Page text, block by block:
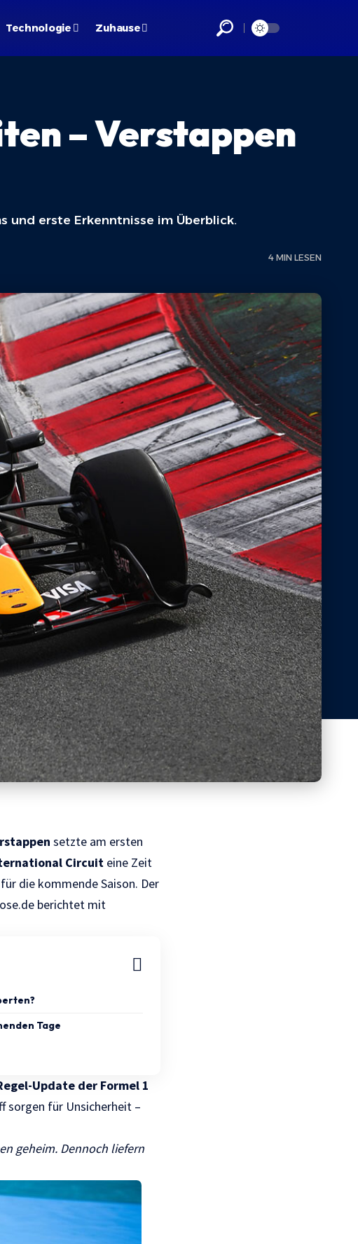
Technologie Zuhause
– Verstappen
und erste Erkenntnisse im Überblick.
4 MIN LESEN
setzte am ersten
Circuit eine Zeit
die kommende Saison. Der
berichtet mit
Tage
Update der Formel 1
sorgen für Unsicherheit –
geheim. Dennoch liefern